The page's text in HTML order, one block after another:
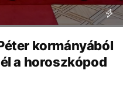
kormányából
a horoszkópod